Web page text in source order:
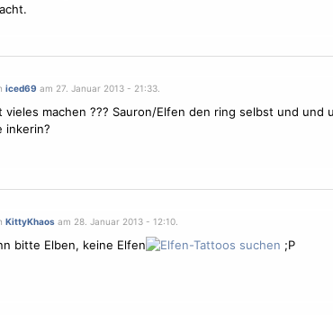
iced69 am 27. Januar 2013 - 21:33.
vieles machen ??? Sauron/Elfen den ring selbst und und
inkerin?
KittyKhaosam 28. Januar 2013 - 12:10.
bitte Elben, keine Elfen ;P